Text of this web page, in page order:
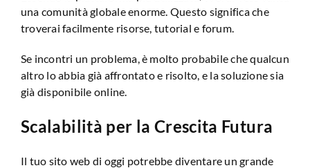
una comunità globale enorme. Questo significa che
troverai facilmente risorse, tutorial e forum.
Se incontri un problema, è molto probabile che qualcun
altro lo abbia già affrontato e risolto, e la soluzione sia
già disponibile online.
Scalabilità per la Crescita Futura
Il tuo sito web di oggi potrebbe diventare un grande